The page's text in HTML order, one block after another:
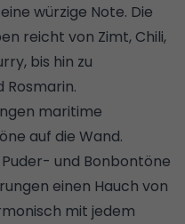
würzige Note. Die
reicht von Zimt, Chili,
bis hin zu
Rosmarin.
maritime
auf die Wand.
und Bonbontöne
einen Hauch von
mit jedem